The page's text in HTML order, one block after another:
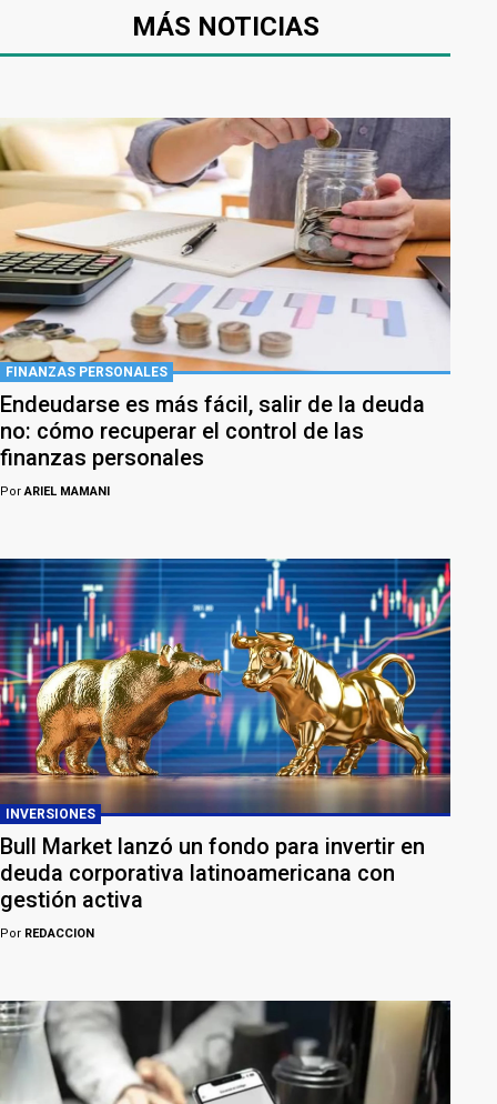
MÁS NOTICIAS
FINANZAS PERSONALES
Endeudarse es más fácil, salir de la deuda
no: cómo recuperar el control de las
finanzas personales
PorARIEL MAMANI
INVERSIONES
Bull Market lanzó un fondo para invertir en
deuda corporativa latinoamericana con
gestión activa
Por REDACCION